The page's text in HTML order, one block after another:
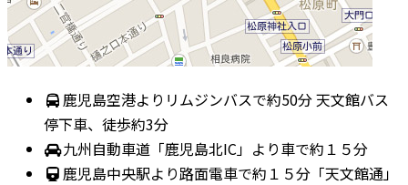
鹿児島空港よりリムジンバスで約50分 天文館バス
停下車、徒歩約3分
九州自動車道「鹿児島北IC」より車で約１５分
鹿児島中央駅より路面電車で約１５分「天文館通」